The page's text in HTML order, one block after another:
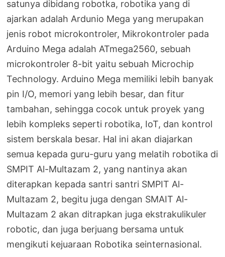
satunya dibidang robotka, robotika yang di
ajarkan adalah Ardunio Mega yang merupakan
jenis robot microkontroler, Mikrokontroler pada
Arduino Mega adalah ATmega2560, sebuah
microkontroler 8-bit yaitu sebuah Microchip
Technology. Arduino Mega memiliki lebih banyak
pin I/O, memori yang lebih besar, dan fitur
tambahan, sehingga cocok untuk proyek yang
lebih kompleks seperti robotika, IoT, dan kontrol
sistem berskala besar. Hal ini akan diajarkan
semua kepada guru-guru yang melatih robotika di
SMPIT Al-Multazam 2, yang nantinya akan
diterapkan kepada santri santri SMPIT Al-
Multazam 2, begitu juga dengan SMAIT Al-
Multazam 2 akan ditrapkan juga ekstrakulikuler
robotic, dan juga berjuang bersama untuk
mengikuti kejuaraan Robotika seinternasional.